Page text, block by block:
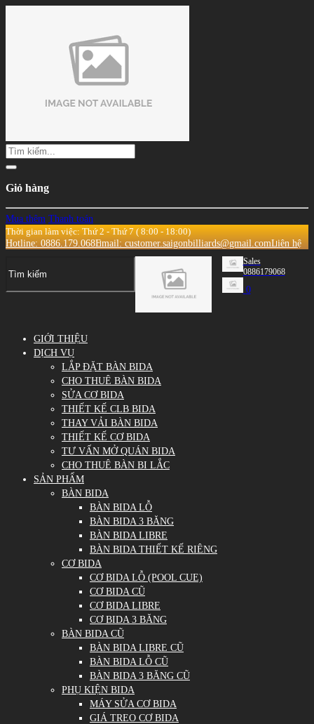
Giỏ hàng
Mua thêm Thanh toán
Thời gian làm việc: Thứ 2 - Thứ 7 ( 8:00 - 18:00)
Hotline: 0886.179.068Email: customer.saigonbilliards@gmail.comLiên hệ
Sales
0886179068
0
GIỚI THIỆU
DỊCH VỤ
LẮP ĐẶT BÀN BIDA
CHO THUÊ BÀN BIDA
SỬA CƠ BIDA
THIẾT KẾ CLB BIDA
THAY VẢI BÀN BIDA
THIẾT KẾ CƠ BIDA
TƯ VẤN MỞ QUÁN BIDA
CHO THUÊ BÀN BI LẮC
SẢN PHẨM
BÀN BIDA
BÀN BIDA LỖ
BÀN BIDA 3 BĂNG
BÀN BIDA LIBRE
BÀN BIDA THIẾT KẾ RIÊNG
CƠ BIDA
CƠ BIDA LỖ (POOL CUE)
CƠ BIDA CŨ
CƠ BIDA LIBRE
CƠ BIDA 3 BĂNG
BÀN BIDA CŨ
BÀN BIDA LIBRE CŨ
BÀN BIDA LỖ CŨ
BÀN BIDA 3 BĂNG CŨ
PHỤ KIỆN BIDA
MÁY SỬA CƠ BIDA
GIÁ TREO CƠ BIDA